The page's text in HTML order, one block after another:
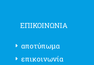
ΕΠΙΚΟΙΝΩΝΊΑ
αποτύπωμα
επικοινωνία